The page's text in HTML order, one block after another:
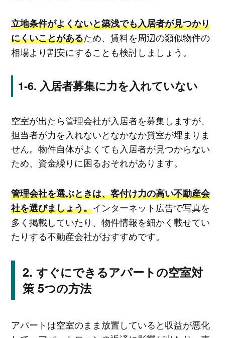
立地条件がよくないと築浅でも入居者が見つかり
にくいことがあるため、賃料を周辺の類似物件の
相場より割安にすることも検討しましょう。
入居者募集に力を入れていない
空室が出たら管理会社が入居者を募集しますが、
担当者が力を入れないとなかなか貸室が埋まりま
せん。物件自体がよくても入居者が見つからない
ため、資金繰りに困るおそれがあります。
管理会社を選ぶときは、客付け力の高い不動産会
社を選びましょう。インターネット広告で写真を
多く掲載していたり、物件情報を細かく載せてい
たりする不動産会社がおすすめです。
すぐにできるアパートの空室対
策 5つの方法
アパートは空室のまま放置していると収益が悪化